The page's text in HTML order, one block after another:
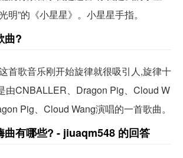
明”的《小星星》。小星星手指。
曲?
首歌音乐刚开始旋律就很吸引人,旋律十
由CNBALLER、Dragon Pig、Cloud W
Pig、Cloud Wang演唱的一首歌曲。
曲有哪些? - jiuaqm548 的回答